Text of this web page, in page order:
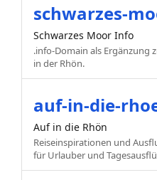
schwarzes-
Schwarzes Moor Info
.info-Domain als Ergänzung
in der Rhön.
auf-in-die-
Auf in die Rhön
Reiseinspirationen und
für Urlauber und